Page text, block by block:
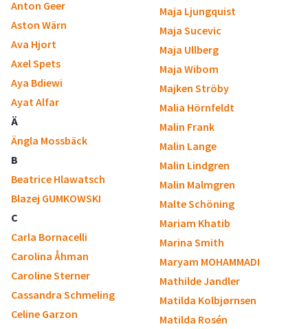
Anton Geer
Aston Wärn
Ava Hjort
Axel Spets
Aya Bdiewi
Ayat Alfar
Ä
Ängla Mossbäck
B
Beatrice Hlawatsch
Blazej GUMKOWSKI
C
Carla Bornacelli
Carolina Åhman
Caroline Sterner
Cassandra Schmeling
Celine Garzon
Maja Ljungquist
Maja Sucevic
Maja Ullberg
Maja Wibom
Majken Ströby
Malia Hörnfeldt
Malin Frank
Malin Lange
Malin Lindgren
Malin Malmgren
Malte Schöning
Mariam Khatib
Marina Smith
Maryam MOHAMMADI
Mathilde Jandler
Matilda Kolbjørnsen
Matilda Rosén